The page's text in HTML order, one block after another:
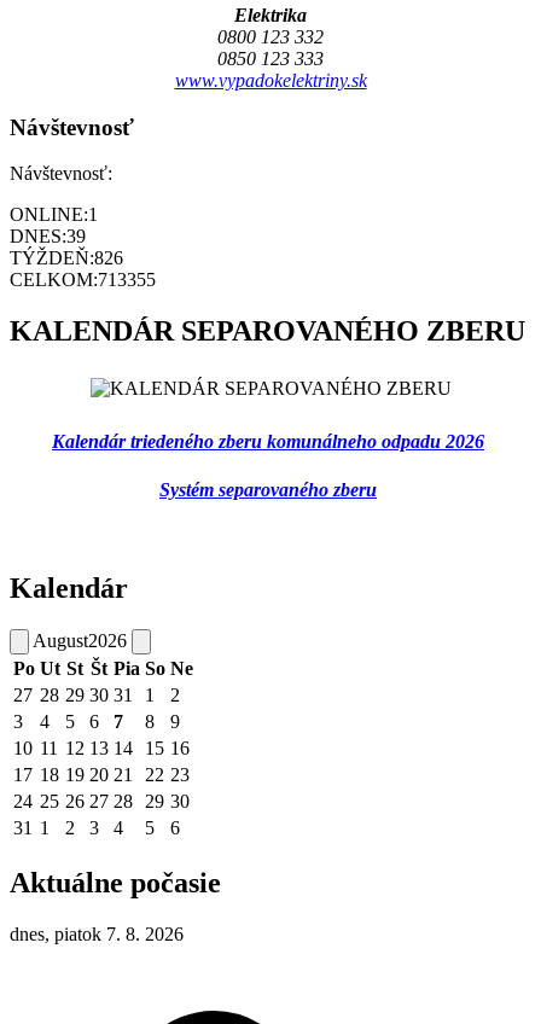
Elektrika
0800 123 332
0850 123 333
www.vypadokelektriny.sk
Návštevnosť
Návštevnosť:
ONLINE:1
DNES:39
TÝŽDEŇ:826
CELKOM:713355
KALENDÁR SEPAROVANÉHO ZBERU
Kalendár triedeného zberu komunálneho odpadu 2026
Systém separovaného zberu
Kalendár
August2026
Po Ut St Št Pia So Ne
27 28 29 30 31 1
2
3
4 5 6 7 8
9
10 11 12 13 14 15 16
17 18 19 20 21 22 23
24 25 26 27 28 29 30
31 1 2 3 4 5 6
Aktuálne počasie
dnes, piatok 7. 8. 2026